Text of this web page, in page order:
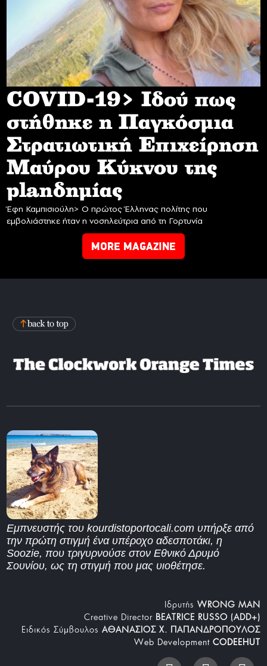
COVID-19> Iδού πως
στήθηκε η Παγκόσμια
Στρατιωτική Επιχείρηση
Mαύρου Κύκνου της
planδημίας
Έφη Καμπισιούλη> Ο πρώτος Έλληνας πολίτης που
εμβολιάστηκε ήταν η νοσηλεύτρια από τη Γορτυνία
MORE MAGAZINE
Εμπνευστής του kourdistoportocali.com υπήρξε από
την πρώτη στιγμή ένα υπέροχο αδεσποτάκι, η
Soozie, που τριγυρνούσε στον Εθνικό Δρυμό
Σουνίου, ως τη στιγμή που μας υιοθέτησε.
Iδρυτής WRONG MAN
Creative Director BEATRICE RUSSO (ADD+)
Ειδικός Σύμβουλος ΑΘΑΝΑΣΙΟΣ Χ. ΠΑΠΑΝΔΡΟΠΟΥΛΟΣ
Web Development CODEEHUT